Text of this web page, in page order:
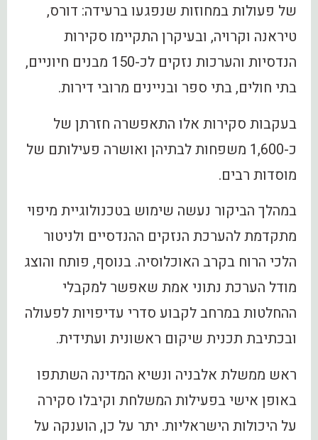
של פעולות במחוזות שנפגעו ברעידה: דורס,
טיראנה וקרויה, ובעיקרן התקיימו סקירות
הנדסיות והערכות נזקים לכ-150 מבנים חיוניים,
בתי חולים, בתי ספר ובניינים מרובי דירות.
בעקבות סקירות אלו התאפשרה חזרתן של
כ-1,600 משפחות לבתיהן ואושרה פעילותם של
מוסדות רבים.
במהלך הביקור נעשה שימוש בטכנולוגיית מיפוי
מתקדמת להערכת הנזקים ההנדסיים ולניטור
הלכי הרוח בקרב האוכלוסיה. בנוסף, פותח והוצג
מודל הערכת נתוני אמת שאפשר למקבלי
ההחלטות במרחב לקבוע סדרי עדיפויות לפעולה
ובכתיבת תכנית שיקום ראשונית ועתידית.
ראש ממשלת אלבניה ונשיא המדינה השתתפו
באופן אישי בפעילות המשלחת וקיבלו סקירה
על היכולות הישראליות. יתר על כן, הוענקה על